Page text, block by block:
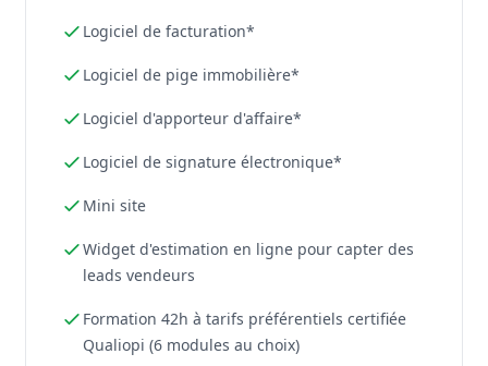
Logiciel de facturation*
Logiciel de pige immobilière*
Logiciel d'apporteur d'affaire*
Logiciel de signature électronique*
Mini site
Widget d'estimation en ligne pour capter des
leads vendeurs
Formation 42h à tarifs préférentiels certifiée
Qualiopi (6 modules au choix)